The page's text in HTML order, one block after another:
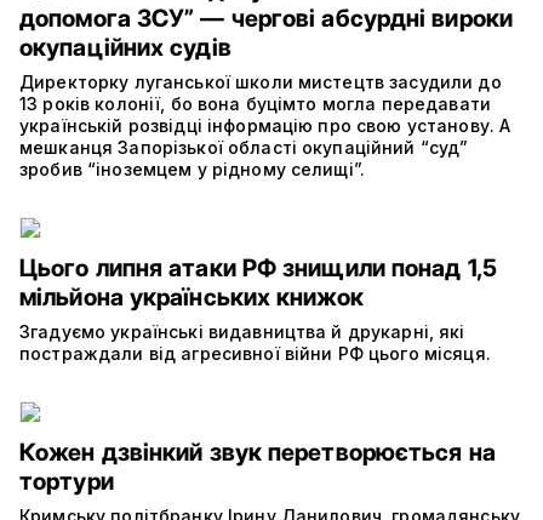
допомога ЗСУ” — чергові абсурдні вироки
окупаційних судів
Директорку луганської школи мистецтв засудили до
13 років колонії, бо вона буцімто могла передавати
українській розвідці інформацію про свою установу. А
мешканця Запорізької області окупаційний “суд”
зробив “іноземцем у рідному селищі”.
Цього липня атаки РФ знищили понад 1,5
мільйона українських книжок
Згадуємо українські видавництва й друкарні, які
постраждали від агресивної війни РФ цього місяця.
Кожен дзвінкий звук перетворюється на
тортури